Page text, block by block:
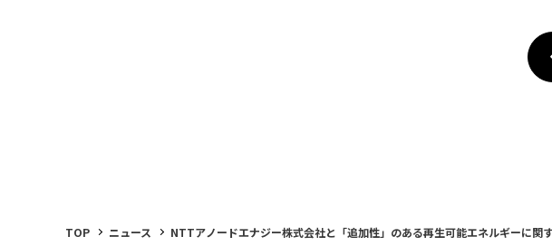
TOP ニュース NTTアノードエナジー株式会社と「追加性」のある再生可能エネルギーに関